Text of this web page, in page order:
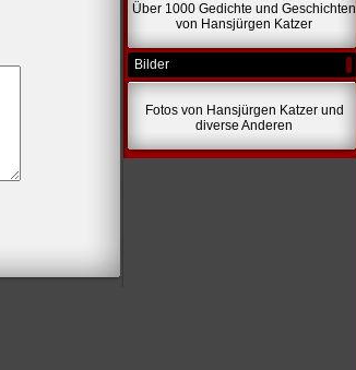
Über 1000 Gedichte und Geschichten
von Hansjürgen Katzer
Bilder
Fotos von Hansjürgen Katzer und
diverse Anderen